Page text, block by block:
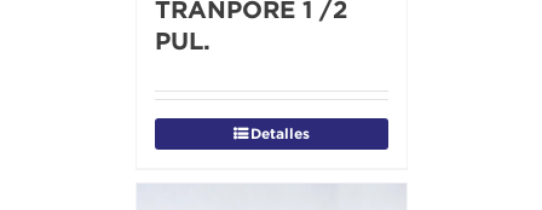
TRANPORE 1 /2
PUL.
Detalles